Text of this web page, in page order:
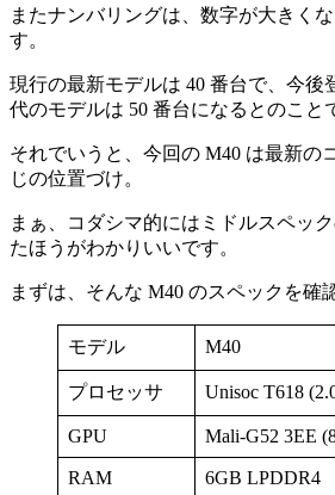
またナンバリングは、数字が大きく
す。
現行の最新モデルは 40 番台で、今後
代のモデルは 50 番台になるとのこと
それでいうと、今回の M40 は最新の
じの位置づけ。
まぁ、コダシマ的にはミドルスペッ
たほうがわかりいいです。
まずは、そんな M40 のスペックを確
モデル M40
プロセッサ Unisoc T618
GPU Mali-G52 3EE
RAM 6GB LPDDR4